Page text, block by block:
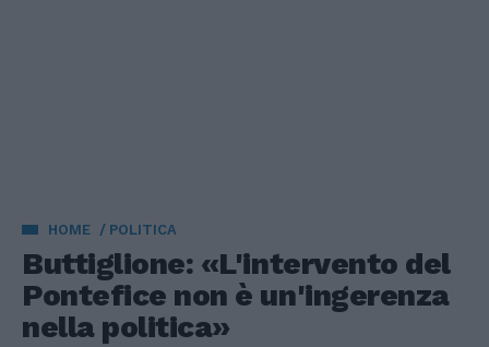
HOME POLITICA
Buttiglione: «L'intervento del
Pontefice non è un'ingerenza
nella politica»